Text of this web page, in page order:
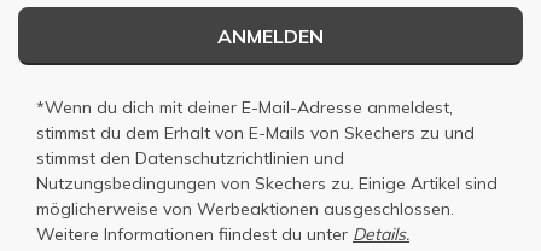
ANMELDEN
*Wenn du dich mit deiner E-Mail-Adresse anmeldest,
stimmst du dem Erhalt von E-Mails von Skechers zu und
stimmst den Datenschutzrichtlinien und
Nutzungsbedingungen von Skechers zu. Einige Artikel sind
möglicherweise von Werbeaktionen ausgeschlossen.
Weitere Informationen fiindest du unter Details.